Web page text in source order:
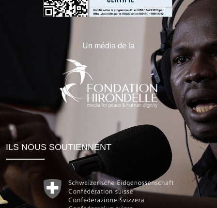
Un média de la
ILS NOUS SOUTIENNENT